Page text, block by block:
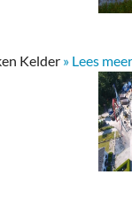
Kelder » Lees